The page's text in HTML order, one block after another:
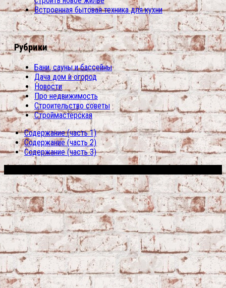
Встроенная бытовая техника для кухни
Рубрики
Бани, сауны и бассейны
Дача дом и огород
Новости
Про недвижимость
Строительство советы
Строймастерская
Содержание (часть 1)
Содержание (часть 2)
Содержание (часть 3)